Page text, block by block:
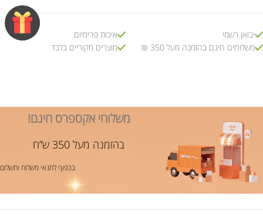
יבואן רשמי
משלוחים חינם בהזמנה מעל 350 ₪
איכות פרימיום
מוצרים מקוריים בלבד
משלוחי אקספרס חינם!
בהזמנה מעל 350 ש”ח
בכפוף לתנאי משלוח ותשלום